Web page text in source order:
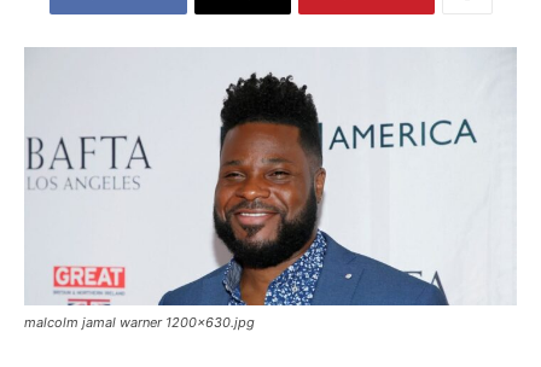
malcolm jamal warner 1200x630.jpg